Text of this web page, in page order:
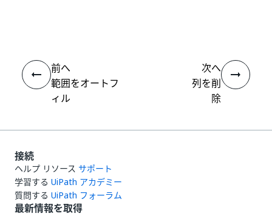
前へ
範囲をオートフ
ィル
次へ
列を削
除
接続
ヘルプ リソース サポート
学習する UiPath アカデミー
質問する UiPath フォーラム
最新情報を取得